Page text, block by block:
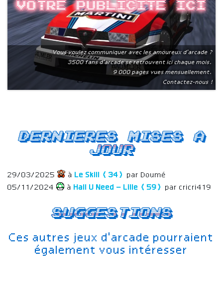
Votre publicite ici
Vous voulez communiquer avec les amoureux d'arcade ?
3500 fans d'arcade se retrouvent ici chaque mois.
9 000 pages vues mensuellement.
Contactez-nous !
Suggestions
Ces autres jeux d'arcade pourraient
également vous intéresser
Dernieres mises a
jour
29/03/2025 à Le Skill (34)
par Doumé
05/11/2024
à Hall U Need – Lille (59) par cricri419